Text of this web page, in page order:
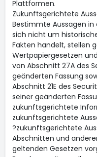
Plattformen.
Zukunftsgerichtete
Bestimmte Aussagen in
sich nicht um
Fakten handelt, stellen
Wertpapiergesetzen
von Abschnitt 27A des
geänderten Fassung
Abschnitt 21E des
seiner geänderten
zukunftsgerichtete
zukunftsgerichtete
?zukunftsgerichtete
Abschnitten und
geltenden Gesetzen